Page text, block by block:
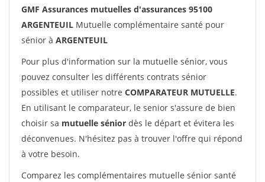
GMF Assurances mutuelles d'assurances 95100
ARGENTEUIL Mutuelle complémentaire santé pour
sénior à ARGENTEUIL
Pour plus d'information sur la mutuelle sénior, vous
pouvez consulter les différents contrats sénior
possibles et utiliser notre COMPARATEUR MUTUELLE.
En utilisant le comparateur, le senior s'assure de bien
choisir sa mutuelle sénior dès le départ et évitera les
déconvenues. N'hésitez pas à trouver l'offre qui répond
à votre besoin.
Comparez les complémentaires mutuelle sénior santé